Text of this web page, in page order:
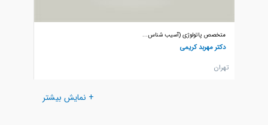
متخصص پاتولوژی (آسیب شناس...
دکتر مهربد کریمی
تهران
+ نمایش بیشتر